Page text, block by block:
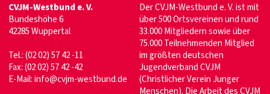
CVJM-Westbund e. V.
Bundeshöhe 6
42285 Wuppertal
Tel.: (02 02) 57 42 -11
Fax: (02 02) 57 42 -42
E-Mail:info@cvjm-westbund.de
Der CVJM-Westbund e. V. ist mit
über 500 Ortsvereinen und rund
33.000 Mitgliedern sowie über
75.000 Teilnehmenden Mitglied
im größten deutschen
Jugendverband CVJM
(Christlicher Verein Junger
Menschen). Die Arbeit des CVJM